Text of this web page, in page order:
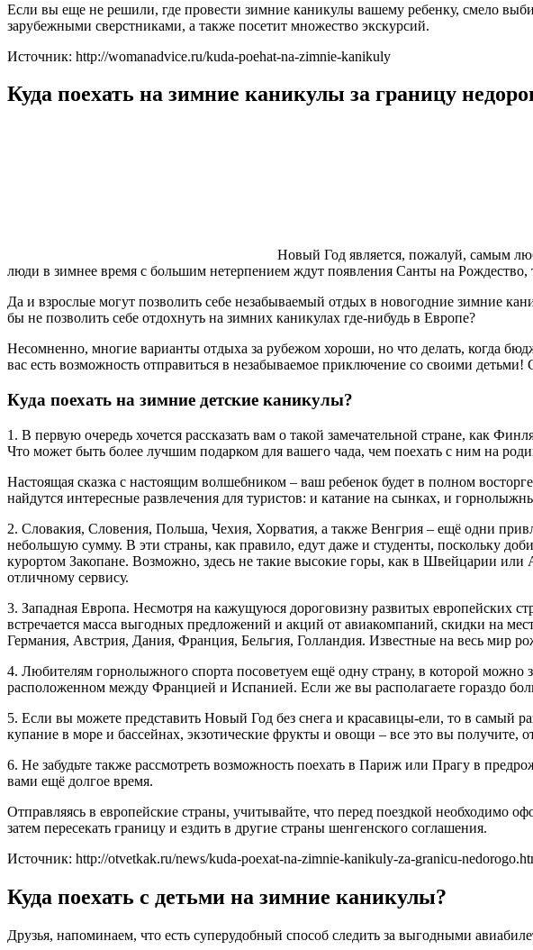
Если вы еще не решили, где провести зимние каникулы вашему ребенку, смело
зарубежными сверстниками, а также посетит множество экскурсий.
Источник: http://womanadvice.ru/kuda-poehat-na-zimnie-kanikuly
Куда поехать на зимние каникулы за границу
Новый Год является, пожалуй, самым
люди в зимнее время с большим нетерпением ждут появления Санты на
Да и взрослые могут позволить себе незабываемый отдых в новогодние зимние
бы не позволить себе отдохнуть на зимних каникулах где-нибудь в Европе?
Несомненно, многие варианты отдыха за рубежом хороши, но что делать, когда
вас есть возможность отправиться в незабываемое приключение со своими
Куда поехать на зимние детские каникулы?
1. В первую очередь хочется рассказать вам о такой замечательной стране, как
Что может быть более лучшим подарком для вашего чада, чем поехать с ним на
Настоящая сказка с настоящим волшебником – ваш ребенок будет в полном
найдутся интересные развлечения для туристов: и катание на сынках, и
2. Словакия, Словения, Польша, Чехия, Хорватия, а также Венгрия – ещё одни
небольшую сумму. В эти страны, как правило, едут даже и студенты, поскольку
курортом Закопане. Возможно, здесь не такие высокие горы, как в Швейцарии
отличному сервису.
3. Западная Европа. Несмотря на кажущуюся дороговизну развитых европейских
встречается масса выгодных предложений и акций от авиакомпаний, скидки на
Германия, Австрия, Дания, Франция, Бельгия, Голландия. Известные на весь мир
4. Любителям горнолыжного спорта посоветуем ещё одну страну, в которой можно
расположенном между Францией и Испанией. Если же вы располагаете гораздо
5. Если вы можете представить Новый Год без снега и красавицы-ели, то в самый
купание в море и бассейнах, экзотические фрукты и овощи – все это вы получите,
6. Не забудьте также рассмотреть возможность поехать в Париж или Прагу в
вами ещё долгое время.
Отправляясь в европейские страны, учитывайте, что перед поездкой
затем пересекать границу и ездить в другие страны шенгенского соглашения.
Источник: http://otvetkak.ru/news/kuda-poexat-na-zimnie-kanikuly-za-granicu-
Куда поехать с детьми на зимние каникулы?
Друзья, напоминаем, что есть суперудобный способ следить за выгодными